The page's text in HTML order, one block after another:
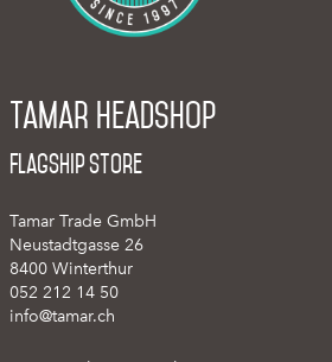
Tamar Headshop
Flagship Store
Tamar Trade GmbH
Neustadtgasse 26
8400 Winterthur
052 212 14 50
info@tamar.ch